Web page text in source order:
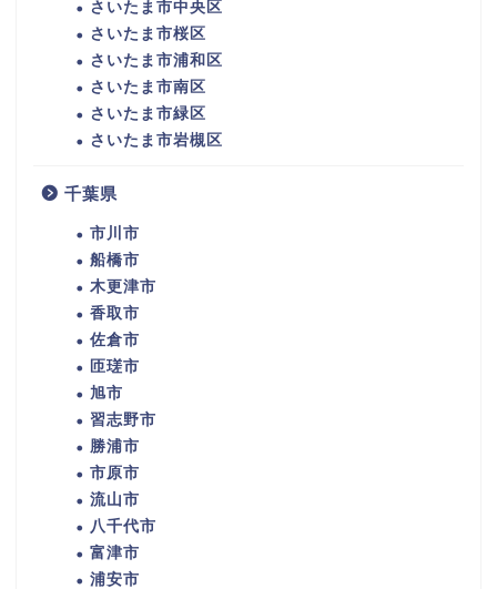
さいたま市中央区
さいたま市桜区
さいたま市浦和区
さいたま市南区
さいたま市緑区
さいたま市岩槻区
千葉県
市川市
船橋市
木更津市
香取市
佐倉市
匝瑳市
旭市
習志野市
勝浦市
市原市
流山市
八千代市
富津市
浦安市